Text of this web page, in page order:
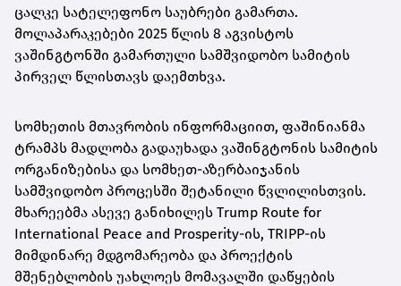
ცალკე სატელეფონო საუბრები გამართა.
მოლაპარაკებები 2025 წლის 8 აგვისტოს
ვაშინგტონში გამართული სამშვიდობო სამიტის
პირველ წლისთავს დაემთხვა.
სომხეთის მთავრობის ინფორმაციით, ფაშინიანმა
ტრამპს მადლობა გადაუხადა ვაშინგტონის სამიტის
ორგანიზებისა და სომხეთ-აზერბაიჯანის
სამშვიდობო პროცესში შეტანილი წვლილისთვის.
მხარეებმა ასევე განიხილეს Trump Route for
International Peace and Prosperity-ის, TRIPP-ის
მიმდინარე მდგომარეობა და პროექტის
მშენებლობის უახლოეს მომავალში დაწყების